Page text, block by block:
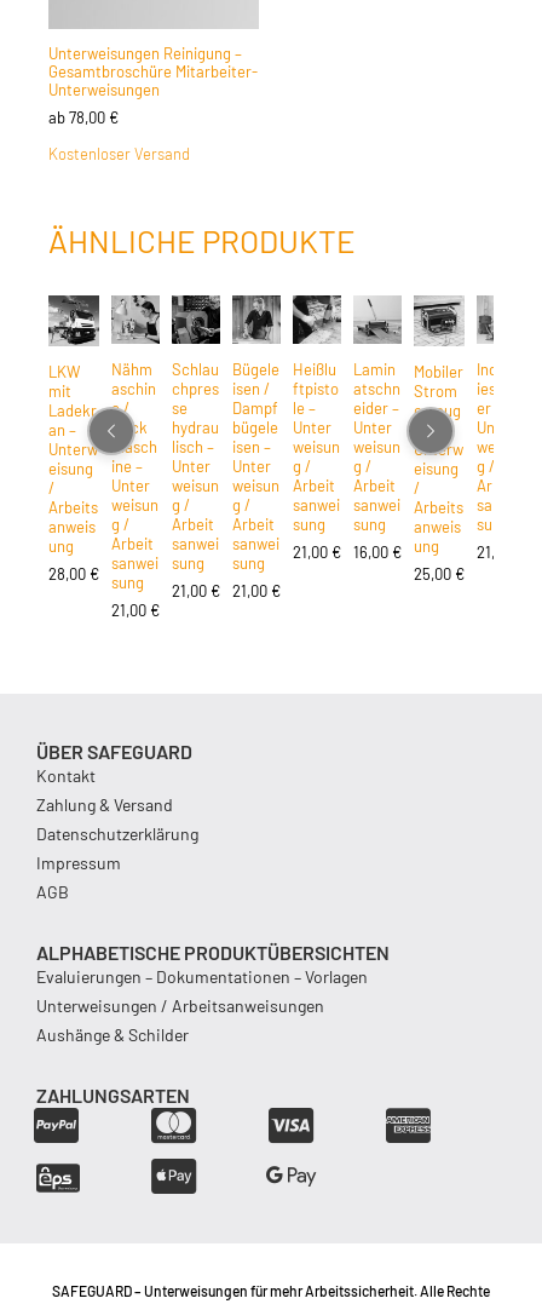
Unterweisungen Reinigung –
Gesamtbroschüre Mitarbeiter-
Unterweisungen
ab78,00 €
Kostenloser Versand
ÄHNLICHE PRODUKTE
LKW
mit
Ladekr
an –
Unterw
eisung
/
Arbeits
anweis
ung
28,00 €
Nähm
aschin
e /
Stick
masch
ine –
Unter
weisun
g /
Arbeit
sanwei
sung
21,00 €
Schlau
chpres
se
hydrau
lisch –
Unter
weisun
g /
Arbeit
sanwei
sung
21,00 €
Bügele
isen /
Dampf
bügele
isen –
Unter
weisun
g /
Arbeit
sanwei
sung
21,00 €
Heißlu
ftpisto
le –
Unter
weisun
g /
Arbeit
sanwei
sung
21,00 €
Lamin
atschn
eider –
Unter
weisun
g /
Arbeit
sanwei
sung
16,00 €
Mobiler
Strom
erzeug
er –
Unterw
eisung
/
Arbeits
anweis
ung
25,00 €
Industr
iesaug
er –
Unter
weisun
g /
Arbeit
sanwei
sung
21,00
ÜBER SAFEGUARD
Kontakt
Zahlung & Versand
Datenschutzerklärung
Impressum
AGB
ALPHABETISCHE PRODUKTÜBERSICHTEN
Evaluierungen – Dokumentationen – Vorlagen
Unterweisungen / Arbeitsanweisungen
Aushänge & Schilder
ZAHLUNGSARTEN
SAFEGUARD – Unterweisungen für mehr Arbeitssicherheit. Alle Rechte